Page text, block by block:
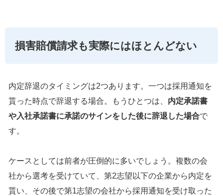
損害賠償請求も実際にはほとんどない
内定辞退のタイミングは2つあります。一つは採用通知を
貰った時点で辞退する場合。もうひとつは、 内定承諾書
や入社承諾書に承諾のサインをした後に辞退した場合で
す。
ケースとしては前者が圧倒的に多いでしょう。複数の会
社から選考を受けていて、第2志望以下の企業から内定を
貰い、その後で第1志望の会社から採用通知を受け取った